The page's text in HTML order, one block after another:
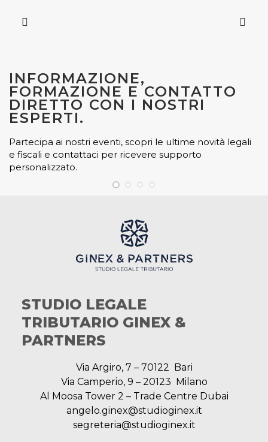
INFORMAZIONE,
FORMAZIONE E CONTATTO
DIRETTO CON I NOSTRI
ESPERTI.
Partecipa ai nostri eventi, scopri le ultime novità legali
e fiscali e contattaci per ricevere supporto
personalizzato.
STUDIO LEGALE
TRIBUTARIO GINEX &
PARTNERS
Via Argiro, 7 – 70122 Bari
Via Camperio, 9 – 20123 Milano
Al Moosa Tower 2 – Trade Centre Dubai
angelo.ginex@studioginex.it
segreteria@studioginex.it